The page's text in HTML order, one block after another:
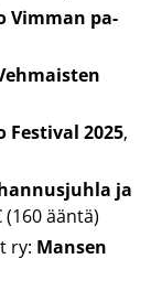
Vim­man pa­
Fes­ti­val 2025,
ja
(160 ääntä)
ry: Man­sen